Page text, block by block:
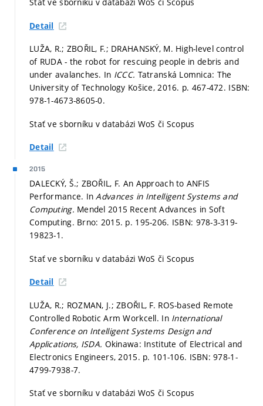
Stať ve sborníku v databázi WoS či Scopus
Detail
LUŽA, R.; ZBOŘIL, F.; DRAHANSKÝ, M. High-level control
of RUDA - the robot for rescuing people in debris and
under avalanches. In ICCC. Tatranská Lomnica: The
University of Technology Košice, 2016. p. 467-472. ISBN:
978-1-4673-8605-0.
Stať ve sborníku v databázi WoS či Scopus
Detail
2015
DALECKÝ, Š.; ZBOŘIL, F. An Approach to ANFIS
Performance. InAdvances in Intelligent Systems and
Computing. Mendel 2015 Recent Advances in Soft
Computing. Brno: 2015. p. 195-206. ISBN: 978-3-319-
19823-1.
Stať ve sborníku v databázi WoS či Scopus
Detail
LUŽA, R.; ROZMAN, J.; ZBOŘIL, F. ROS-based Remote
Controlled Robotic Arm Workcell. In International
Conference on Intelligent Systems Design and
Applications, ISDA. Okinawa: Institute of Electrical and
Electronics Engineers, 2015. p. 101-106. ISBN: 978-1-
4799-7938-7.
Stať ve sborníku v databázi WoS či Scopus